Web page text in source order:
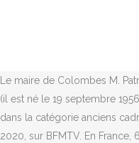
Le maire de Colombes M.
(il est né le 19 septembre
dans la catégorie anciens
2020, sur BFMTV. En